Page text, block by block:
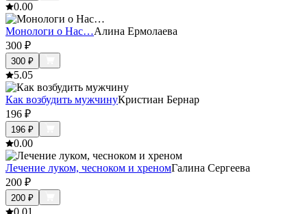
0.00
Монологи о Нас…Алина Ермолаева
300 ₽
300 ₽
5.05
Как возбудить мужчинуКристиан Бернар
196 ₽
196 ₽
0.00
Лечение луком, чесноком и хреномГалина Сергеева
200 ₽
200 ₽